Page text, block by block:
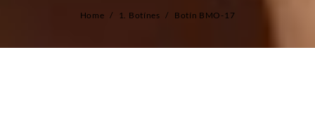
Home / 1. Botínes / Botín BMO-17